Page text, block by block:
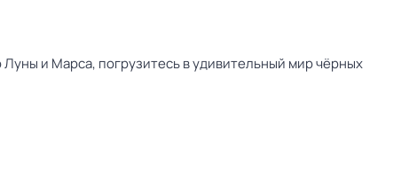
и Марса, погрузитесь в удивительный мир чёрных